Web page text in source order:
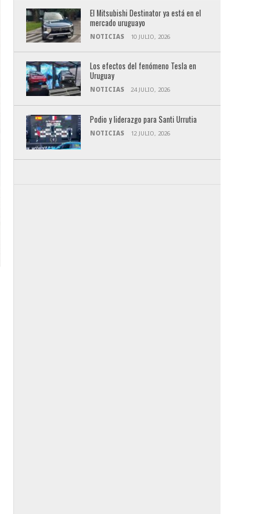
El Mitsubishi Destinator ya está en el
mercado uruguayo
NOTICIAS 10 JULIO, 2026
Los efectos del fenómeno Tesla en
Uruguay
NOTICIAS 24 JULIO, 2026
Podio y liderazgo para Santi Urrutia
NOTICIAS 12 JULIO, 2026